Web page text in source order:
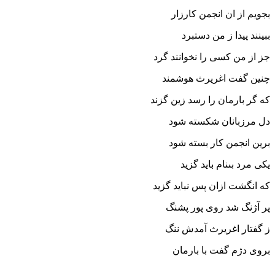
بجویم از ان انجمن کارزار
ببینند پیدا ز من دستبرد
جز از من کسى را نخوانند گرد
چنین گفت اغریرث هوشمند
که گر بارمان را رسد زین گزند
دل مرزبانان شکسته شود
برین انجمن کار بسته شود
یکى مرد بى‏نام باید گزید
که انگشت ازان پس نباید گزید
پر آژنگ شد روى پور پشنگ
ز گفتار اغریرث آمدش ننگ‏
بروى دژم گفت با بارمان